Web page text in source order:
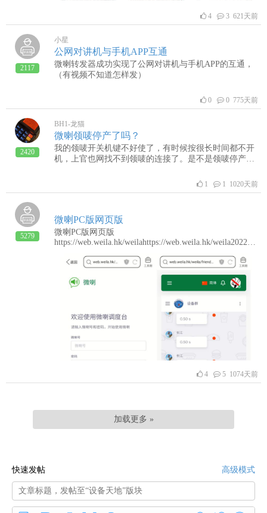
4 3 621天前
2117
小星
公网对讲机与手机APP互通
微喇转发器成功实现了公网对讲机与手机APP的互通，
（有视频不知道怎样发）
0 0 775天前
2420
BH1-龙猫
微喇领唛停产了吗？
我的领唛开关机键不好使了，有时候按很长时间都不开
机，上官也网找不到领唛的连接了。是不是领唛停产
1 1 1020天前
5279
微喇PC版网页版
微喇PC版网页版
https://web.weila.hk/weilahttps://web.weila.hk/weila2022-
4 5 1074天前
加载更多 »
快速发帖 高级模式